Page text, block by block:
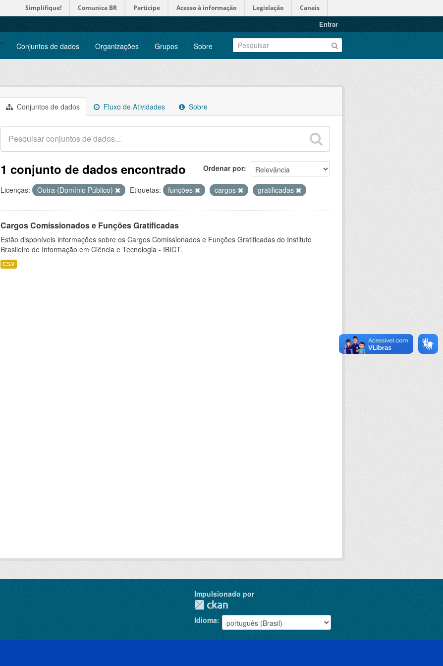
Simplifique! Comunica BR Participe Acesso à informação Legislação Canais
Entrar
Conjuntos de dados Organizações Grupos Sobre
Conjuntos de dados Fluxo de Atividades Sobre
Ordenar por
1 conjunto de dados encontrado
Licenças: Outra (Domínio Público) Etiquetas: funções cargos gratificadas
Cargos Comissionados e Funções Gratificadas
Estão disponíveis informações sobre os Cargos Comissionados e Funções Gratificadas do Instituto
Brasileiro de Informação em Ciência e Tecnologia - IBICT.
CSV
Impulsionado por
Idioma